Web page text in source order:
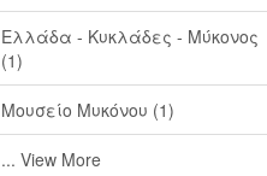
Ελλάδα - Κυκλάδες - Μύκονος
(1)
Μουσείο Μυκόνου (1)
... View More